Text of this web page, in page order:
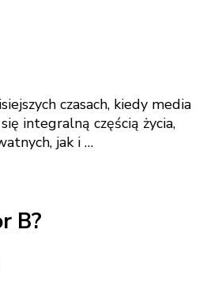
czasach, kiedy media
integralną częścią życia,
jak i …
B?